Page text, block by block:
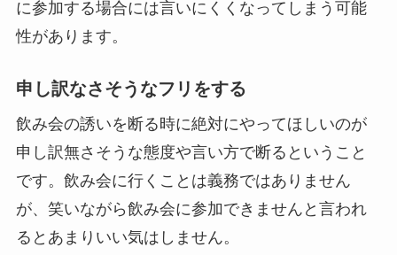
に参加する場合には言いにくくなってしまう可能
性があります。
申し訳なさそうなフリをする
飲み会の誘いを断る時に絶対にやってほしいのが
申し訳無さそうな態度や言い方で断るということ
です。飲み会に行くことは義務ではありません
が、笑いながら飲み会に参加できませんと言われ
るとあまりいい気はしません。